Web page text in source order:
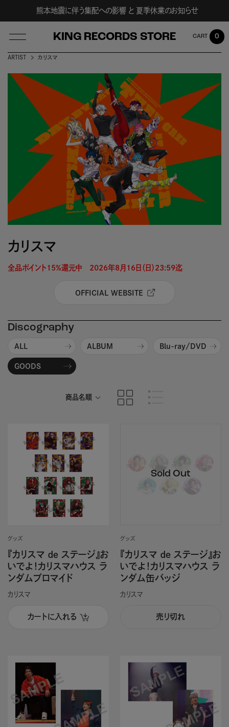
熊本地震に伴う集配への影響 と 夏季休業のお知らせ
KING RECORDS STORE
LOG IN
0
ARTIST カリスマ
カリスマ
全品ポイント15%還元中　2026年8月16日（日）23:59迄
OFFICIAL WEBSITE
Discography
ALL ALBUM Blu-ray/DVD
GOODS
商品名順
グッズ
『カリスマ ｄｅ ステージ』お
いでよ！カリスマハウス ラ
ンダムブロマイド
カリスマ
カートに入れる
グッズ
『カリスマ ｄｅ ステージ』お
いでよ！カリスマハウス ラ
ンダム缶バッジ
カリスマ
売り切れ